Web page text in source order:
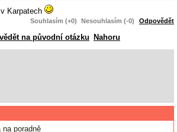
Karpatech
Souhlasím (+0) Nesouhlasím (-0) Odpovědět
na původní otázku Nahoru
na poradně